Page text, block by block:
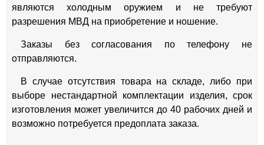
являются холодным оружием и не требуют
разрешения МВД на приобретение и ношение.
Заказы без согласования по телефону не
отправляются.
В случае отсутствия товара на складе, либо при
выборе нестандартной комплектации изделия, срок
изготовления может увеличится до 40 рабочих дней и
возможно потребуется предоплата заказа.